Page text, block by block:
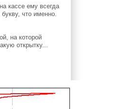
кассе ему всегда
что именно.
на которой
открытку...